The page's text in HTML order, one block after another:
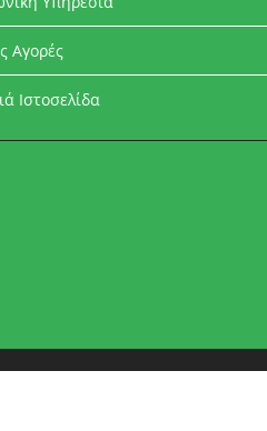
Αγορές
Ιστοσελίδα